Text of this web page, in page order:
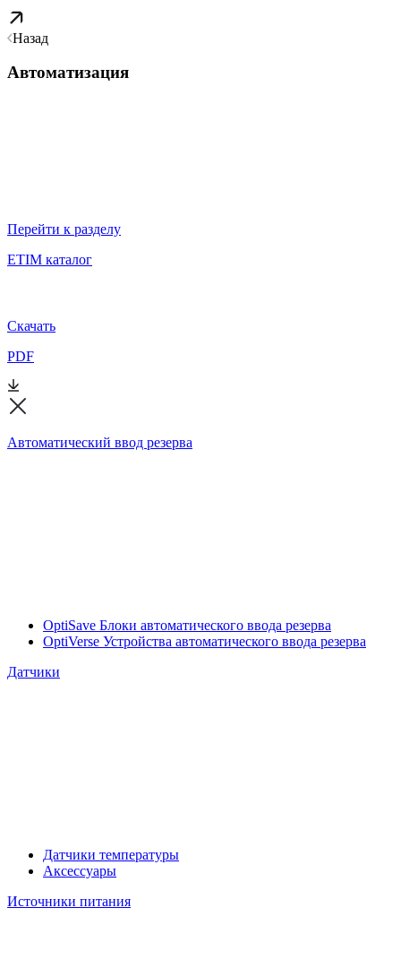
Назад
Автоматизация
Перейти к разделу
ETIM каталог
Скачать
PDF
Автоматический ввод резерва
OptiSave Блоки автоматического ввода резерва
OptiVerse Устройства автоматического ввода резерва
Датчики
Датчики температуры
Аксессуары
Источники питания